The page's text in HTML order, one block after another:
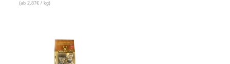
(ab 2,87€ / kg)